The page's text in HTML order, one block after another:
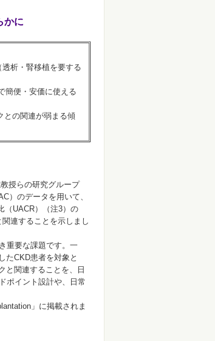
かに
析・腎移植を要する
簡便・安価に使える
との関連が弱まる傾
授らの研究グループ
）のデータを用いて、
（UACR）（注3）の
連することを示しまし
重要な課題です。一
たCKD患者を対象と
と関連することを、日
ポイント設計や、日常
」に掲載されま